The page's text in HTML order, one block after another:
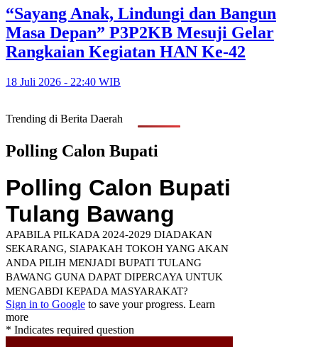
“Sayang Anak, Lindungi dan Bangun
Masa Depan” P3P2KB Mesuji Gelar
Rangkaian Kegiatan HAN Ke-42
18 Juli 2026 - 22:40 WIB
Trending di Berita Daerah
Polling Calon Bupati